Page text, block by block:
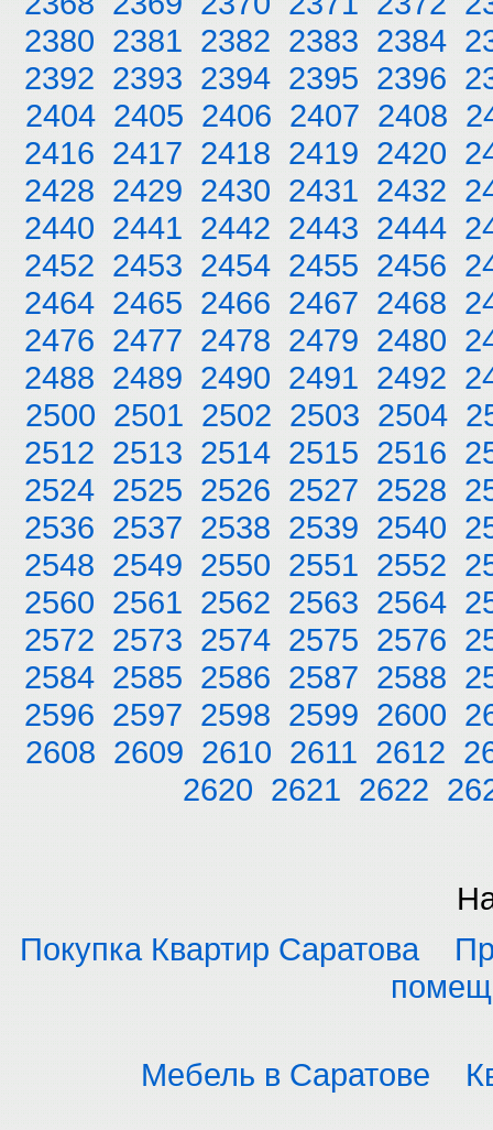
2380 2381 2382 2383 2384
2392 2393 2394 2395 2396
2404 2405 2406 2407 2408
2416 2417 2418 2419 2420
2428 2429 2430 2431 2432
2440 2441 2442 2443 2444
2452 2453 2454 2455 2456
2464 2465 2466 2467 2468
2476 2477 2478 2479 2480
2488 2489 2490 2491 2492
2500 2501 2502 2503 2504
2512 2513 2514 2515 2516
2524 2525 2526 2527 2528
2536 2537 2538 2539 2540
2548 2549 2550 2551 2552
2560 2561 2562 2563 2564
2572 2573 2574 2575 2576
2584 2585 2586 2587 2588
2596 2597 2598 2599 2600
2608 2609 2610 2611 2612
2620 2621 2622
Покупка Квартир Саратова
Мебель в Саратове